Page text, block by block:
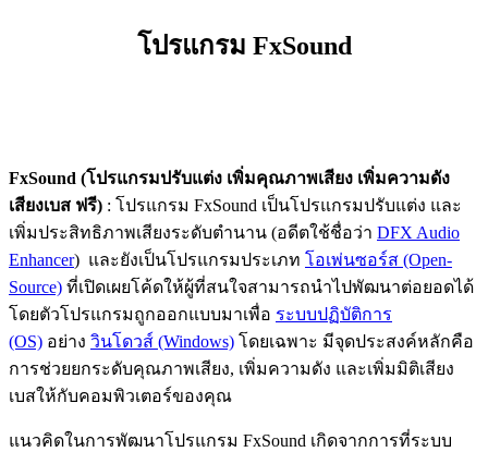
โปรแกรม FxSound
FxSound (โปรแกรมปรับแต่ง เพิ่มคุณภาพเสียง เพิ่มความดัง
เสียงเบส ฟรี) : โปรแกรม FxSound เป็นโปรแกรมปรับแต่ง และ
เพิ่มประสิทธิภาพเสียงระดับตำนาน (อดีตใช้ชื่อว่า DFX Audio
Enhancer) และยังเป็นโปรแกรมประเภท โอเพ่นซอร์ส (Open-
Source) ที่เปิดเผยโค้ดให้ผู้ที่สนใจสามารถนำไปพัฒนาต่อยอดได้
โดยตัวโปรแกรมถูกออกแบบมาเพื่อ ระบบปฏิบัติการ
(OS) อย่าง วินโดวส์ (Windows) โดยเฉพาะ มีจุดประสงค์หลักคือ
การช่วยยกระดับคุณภาพเสียง, เพิ่มความดัง และเพิ่มมิติเสียง
เบสให้กับคอมพิวเตอร์ของคุณ
แนวคิดในการพัฒนาโปรแกรม FxSound เกิดจากการที่ระบบ